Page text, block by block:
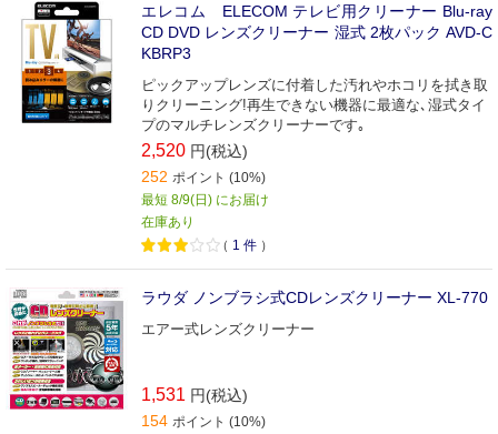
エレコム ELECOM テレビ用クリーナー Blu-ray
CD DVD レンズクリーナー 湿式 2枚パック AVD-C
KBRP3
ピックアップレンズに付着した汚れやホコリを拭き取
りクリーニング!再生できない機器に最適な､湿式タイ
プのマルチレンズクリーナーです｡
2,520 円(税込)
252 ポイント (10%)
最短 8/9(日) にお届け
在庫あり
（ 1 件 ）
ラウダ ノンブラシ式CDレンズクリーナー XL-770
エアー式レンズクリーナー
1,531 円(税込)
154 ポイント (10%)